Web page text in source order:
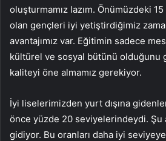
oluşturmamız lazım. Önümüzdeki
olan gençleri iyi yetiştirdiğimiz
avantajımız var. Eğitimin sadece
kültürel ve sosyal bütünü olduğunu
kaliteyi öne almamız gerekiyor.
İyi liselerimizden yurt dışına
önce yüzde 20 seviyelerindeydi. Şu
gidiyor. Bu oranları daha iyi